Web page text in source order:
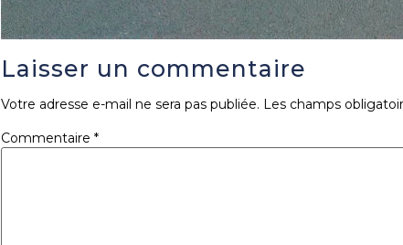
Laisser un commentaire
Votre adresse e-mail ne sera pas publiée. Les champs
Commentaire *